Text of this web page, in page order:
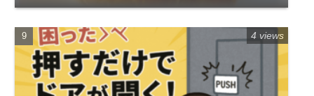
ー）』レビュー
4 views